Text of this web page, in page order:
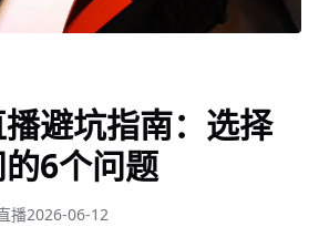
避坑指南：选择
6个问题
播2026-06-12